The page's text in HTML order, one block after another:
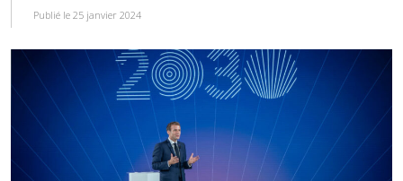
Publié le 25 janvier 2024